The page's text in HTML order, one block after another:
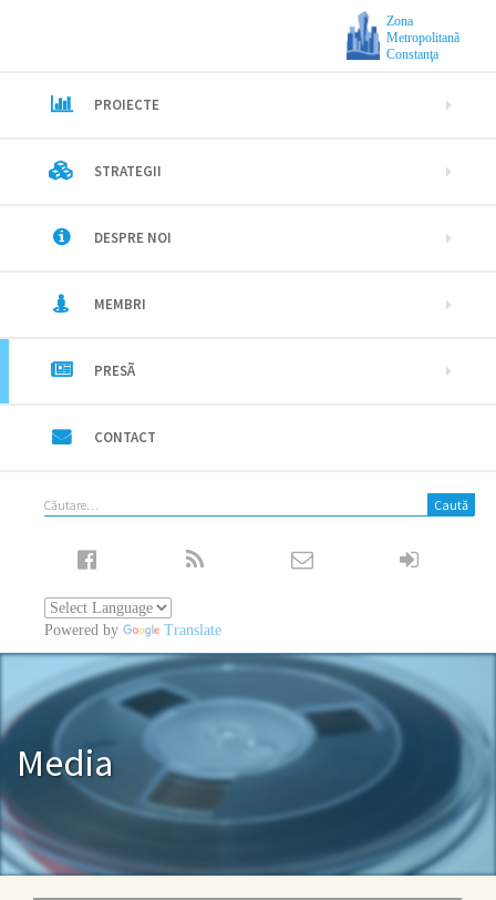
Zona
Metropolitanã
Constanţa
PROIECTE
STRATEGII
DESPRE NOI
MEMBRI
PRESÃ
CONTACT
Caută
Powered by Translate
Media